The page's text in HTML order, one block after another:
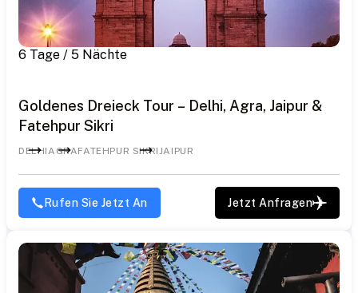
6 Tage / 5 Nächte
Goldenes Dreieck Tour – Delhi, Agra, Jaipur &
Fatehpur Sikri
DELHI AGRAFATEHPUR SIKRI JAIPUR
Rufen Sie Jetzt An Jetzt Anfragen